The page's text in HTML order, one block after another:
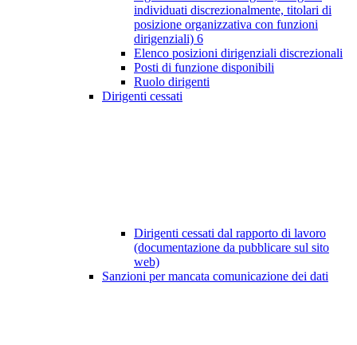
individuati discrezionalmente, titolari di
posizione organizzativa con funzioni
dirigenziali) 6
Elenco posizioni dirigenziali discrezionali
Posti di funzione disponibili
Ruolo dirigenti
Dirigenti cessati
Dirigenti cessati dal rapporto di lavoro
(documentazione da pubblicare sul sito
web)
Sanzioni per mancata comunicazione dei dati